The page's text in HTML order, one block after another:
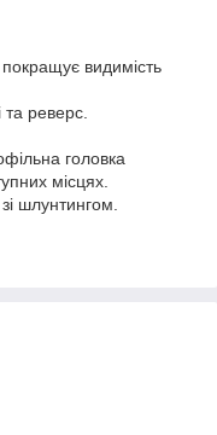
покращує видимість
реверс.
головка
місцях.
шлунтингом.